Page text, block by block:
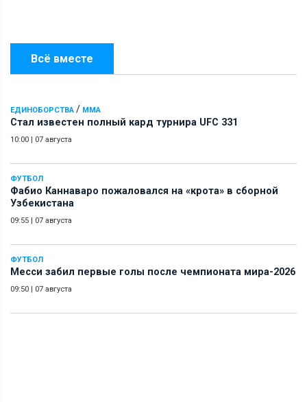
Всё вместе
ЕДИНОБОРСТВА / ММА
Стал известен полный кард турнира UFC 331
10:00 | 07 августа
ФУТБОЛ
Фабио Каннаваро пожаловался на «крота» в сборной
Узбекистана
09:55 | 07 августа
ФУТБОЛ
Месси забил первые голы после чемпионата мира-2026
09:50 | 07 августа